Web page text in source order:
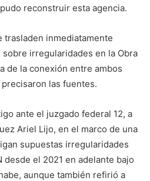
reconstruir esta agencia.
trasladen inmediatamente
irregularidades en la Obra
de la conexión entre ambos
las fuentes.
ante el juzgado federal 12, a
Ariel Lijo, en el marco de una
supuestas irregularidades
desde el 2021 en adelante bajo
aunque también refirió a